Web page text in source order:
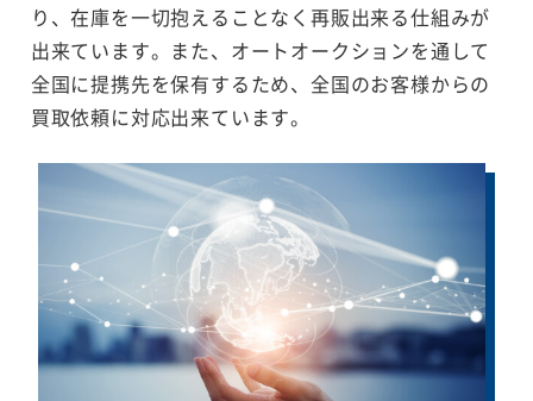
り、在庫を一切抱えることなく再販出来る仕組みが
出来ています。また、オートオークションを通して
全国に提携先を保有するため、全国のお客様からの
買取依頼に対応出来ています。